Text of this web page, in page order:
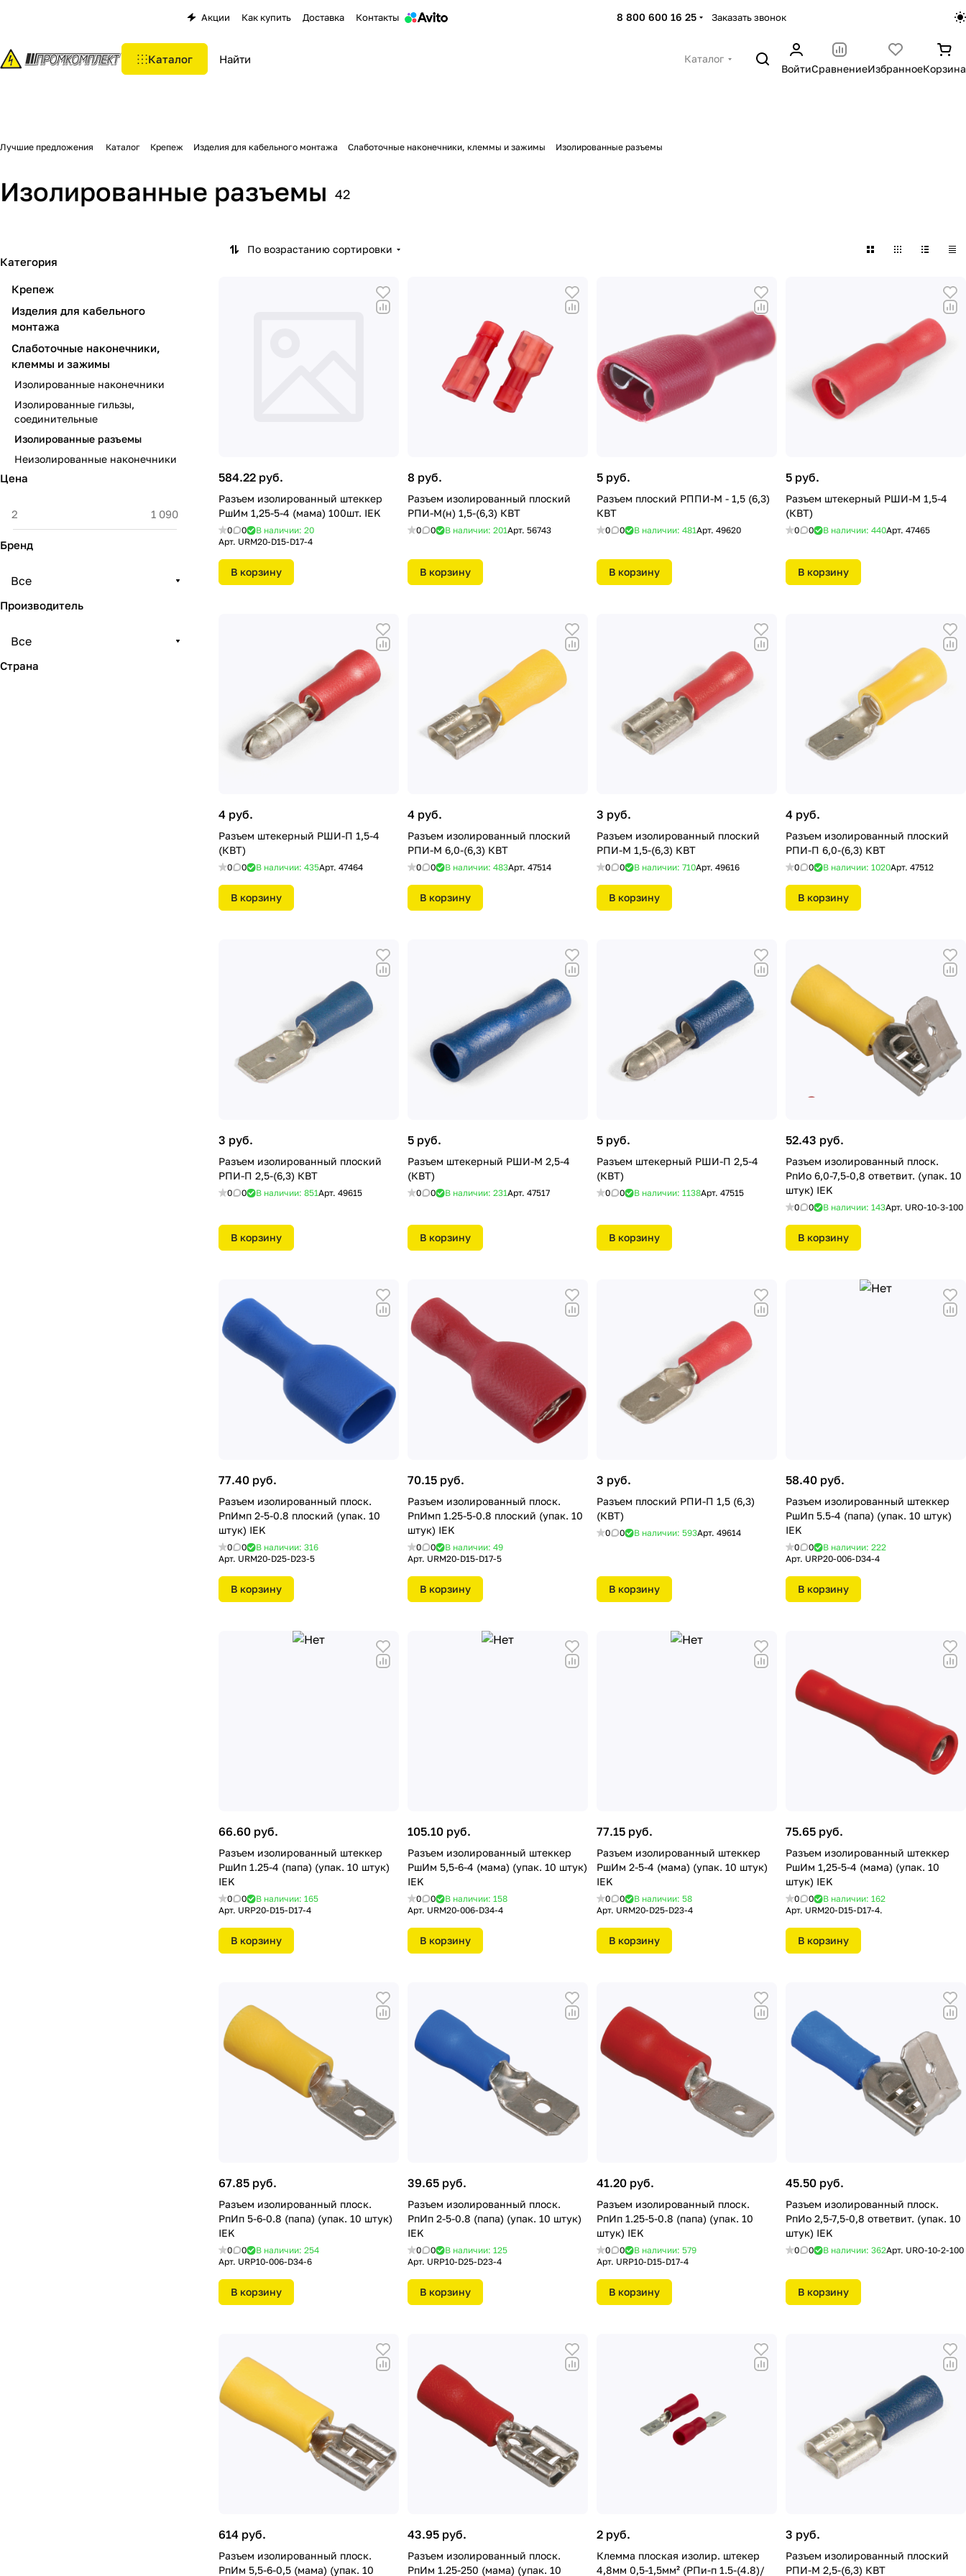
Акции Как купить Доставка Контакты 8 800 600 16 25 Заказать звонок
Каталог
Каталог
ВойтиСравнениеИзбранноеКорзина
Лучшие предложения Каталог Крепеж Изделия для кабельного монтажа Слаботочные наконечники, клеммы и зажимы Изолированные разъемы
Изолированные разъемы 42
По возрастанию сортировки
584.22 руб.
Разъем изолированный штеккер
РшИм 1,25-5-4 (мама) 100шт. IEK
0 0
В наличии: 20
Арт. URM20-D15-D17-4
В корзину
8 руб.
Разъем изолированный плоский
РПИ-М(н) 1,5-(6,3) КВТ
0 0 В наличии: 201Арт. 56743
В корзину
5 руб.
Разъем плоский РППИ-М - 1,5 (6,3)
КВТ
0 0 В наличии: 481Арт. 49620
В корзину
5 руб.
Разъем штекерный РШИ-М 1,5-4
(КВТ)
0 0 В наличии: 440Арт. 47465
В корзину
4 руб.
Разъем штекерный РШИ-П 1,5-4
(КВТ)
0 0 В наличии: 435Арт. 47464
В корзину
4 руб.
Разъем изолированный плоский
РПИ-М 6,0-(6,3) КВТ
0 0 В наличии: 483Арт. 47514
В корзину
3 руб.
Разъем изолированный плоский
РПИ-М 1,5-(6,3) КВТ
0 0 В наличии: 710Арт. 49616
В корзину
4 руб.
Разъем изолированный плоский
РПИ-П 6,0-(6,3) КВТ
0 0 В наличии: 1020Арт. 47512
В корзину
3 руб.
Разъем изолированный плоский
РПИ-П 2,5-(6,3) КВТ
0 0 В наличии: 851Арт. 49615
В корзину
5 руб.
Разъем штекерный РШИ-М 2,5-4
(КВТ)
0 0 В наличии: 231Арт. 47517
В корзину
5 руб.
Разъем штекерный РШИ-П 2,5-4
(КВТ)
0 0 В наличии: 1138Арт. 47515
В корзину
52.43 руб.
Разъем изолированный плоск.
РпИо 6,0-7,5-0,8 ответвит. (упак. 10
штук) IEK
0 0 В наличии: 143Арт. URO-10-3-100
В корзину
77.40 руб.
Разъем изолированный плоск.
РпИмп 2-5-0.8 плоский (упак. 10
штук) IEK
0 0
В наличии: 316
Арт. URM20-D25-D23-5
В корзину
70.15 руб.
Разъем изолированный плоск.
РпИмп 1.25-5-0.8 плоский (упак. 10
штук) IEK
0 0
В наличии: 49
Арт. URM20-D15-D17-5
В корзину
3 руб.
Разъем плоский РПИ-П 1,5 (6,3)
(КВТ)
0 0 В наличии: 593Арт. 49614
В корзину
58.40 руб.
Разъем изолированный штеккер
РшИп 5.5-4 (папа) (упак. 10 штук)
IEK
0 0
В наличии: 222
Арт. URP20-006-D34-4
В корзину
66.60 руб.
Разъем изолированный штеккер
РшИп 1.25-4 (папа) (упак. 10 штук)
IEK
0 0
В наличии: 165
Арт. URP20-D15-D17-4
В корзину
105.10 руб.
Разъем изолированный штеккер
РшИм 5,5-6-4 (мама) (упак. 10 штук)
IEK
0 0
В наличии: 158
Арт. URM20-006-D34-4
В корзину
77.15 руб.
Разъем изолированный штеккер
РшИм 2-5-4 (мама) (упак. 10 штук)
IEK
0 0
В наличии: 58
Арт. URM20-D25-D23-4
В корзину
75.65 руб.
Разъем изолированный штеккер
РшИм 1,25-5-4 (мама) (упак. 10
штук) IEK
0 0
В наличии: 162
Арт. URM20-D15-D17-4.
В корзину
67.85 руб.
Разъем изолированный плоск.
РпИп 5-6-0.8 (папа) (упак. 10 штук)
IEK
0 0
В наличии: 254
Арт. URP10-006-D34-6
В корзину
39.65 руб.
Разъем изолированный плоск.
РпИп 2-5-0.8 (папа) (упак. 10 штук)
IEK
0 0
В наличии: 125
Арт. URP10-D25-D23-4
В корзину
41.20 руб.
Разъем изолированный плоск.
РпИп 1.25-5-0.8 (папа) (упак. 10
штук) IEK
0 0
В наличии: 579
Арт. URP10-D15-D17-4
В корзину
45.50 руб.
Разъем изолированный плоск.
РпИо 2,5-7,5-0,8 ответвит. (упак. 10
штук) IEK
0 0 В наличии: 362Арт. URO-10-2-100
В корзину
614 руб.
Разъем изолированный плоск.
РпИм 5,5-6-0,5 (мама) (упак. 10
43.95 руб.
Разъем изолированный плоск.
РпИм 1.25-250 (мама) (упак. 10
2 руб.
Клемма плоская изолир. штекер
4,8мм 0,5-1,5мм² (РПи-п 1.5-(4.8)/
3 руб.
Разъем изолированный плоский
РПИ-М 2,5-(6,3) КВТ
Категория
Крепеж
Изделия для кабельного
монтажа
Слаботочные наконечники,
клеммы и зажимы
Изолированные наконечники
Изолированные гильзы,
соединительные
Изолированные разъемы
Неизолированные наконечники
Цена
Бренд
Все
Производитель
Все
Страна